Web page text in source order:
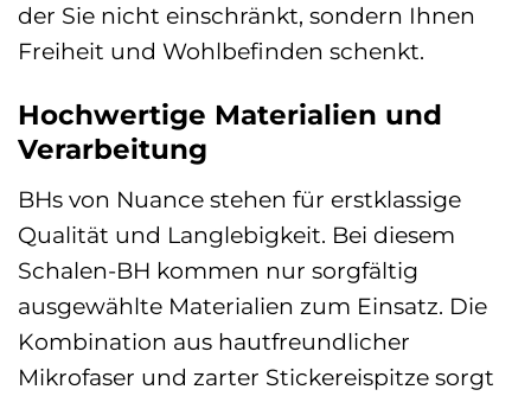
der Sie nicht einschränkt, sondern Ihnen
Freiheit und Wohlbefinden schenkt.
Hochwertige Materialien und
Verarbeitung
BHs von Nuance stehen für erstklassige
Qualität und Langlebigkeit. Bei diesem
Schalen-BH kommen nur sorgfältig
ausgewählte Materialien zum Einsatz. Die
Kombination aus hautfreundlicher
Mikrofaser und zarter Stickereispitze sorgt